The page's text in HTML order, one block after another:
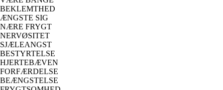
BEKLEMTHED
ÆNGSTE SIG
NÆRE FRYGT
NERVØSITET
SJÆLEANGST
BESTYRTELSE
HJERTEBÆVEN
FORFÆRDELSE
BEÆNGSTELSE